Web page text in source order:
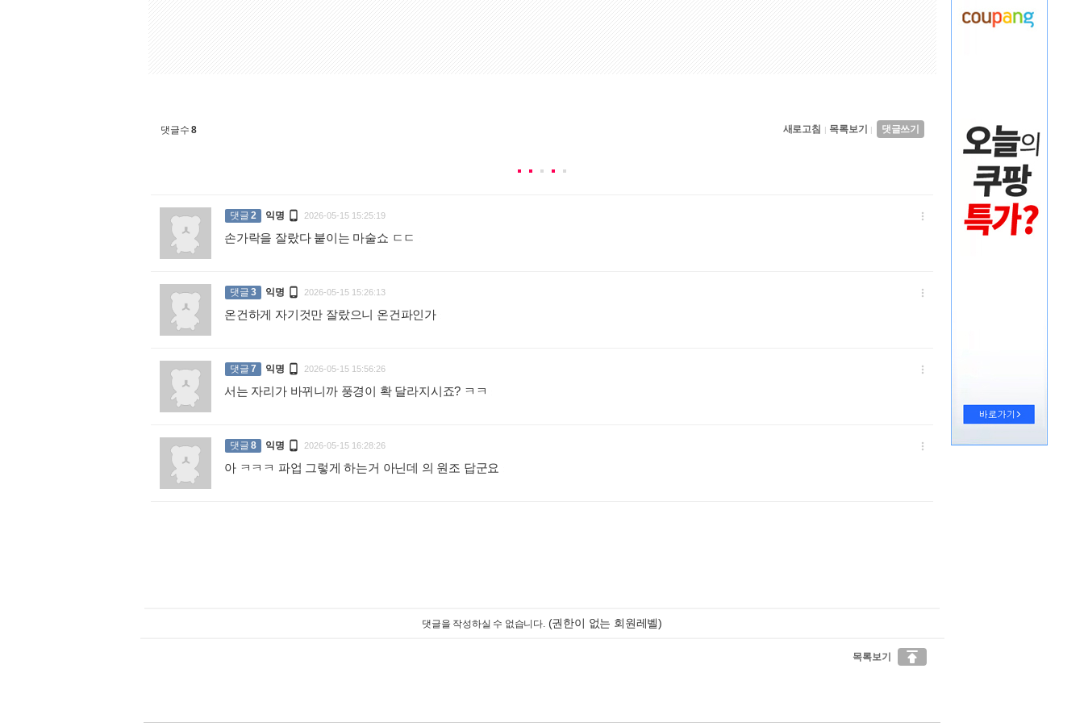
댓글수8 새로고침 | 목록보기 | 댓글쓰기
댓글2 익명  2026-05-15 15:25:19
손가락을 잘랐다 붙이는 마술쇼 ㄷㄷ

댓글3 익명  2026-05-15 15:26:13
온건하게 자기것만 잘랐으니 온건파인가

댓글7 익명  2026-05-15 15:56:26
서는 자리가 바뀌니까 풍경이 확 달라지시죠? ㅋㅋ

댓글8 익명  2026-05-15 16:28:26
아 ㅋㅋㅋ 파업 그렇게 하는거 아닌데 의 원조 답군요

댓글을 작성하실 수 없습니다. (권한이 없는 회원레벨)
목록보기 